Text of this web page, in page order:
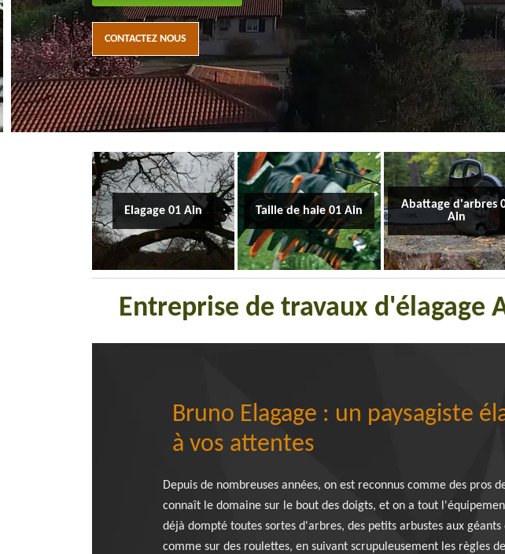
CONTACTEZ NOUS
Elagage 01 Ain Taille de haie 01 Ain
Abattage d'arbres
Ain
Entreprise de travaux d'élagage
Bruno Elagage : un paysagiste
à vos attentes
Depuis de nombreuses années, on est reconnus comme des pros
connaît le domaine sur le bout des doigts, et on a tout
déjà dompté toutes sortes d'arbres, des petits arbustes aux
comme sur des roulettes, en suivant scrupuleusement les règles